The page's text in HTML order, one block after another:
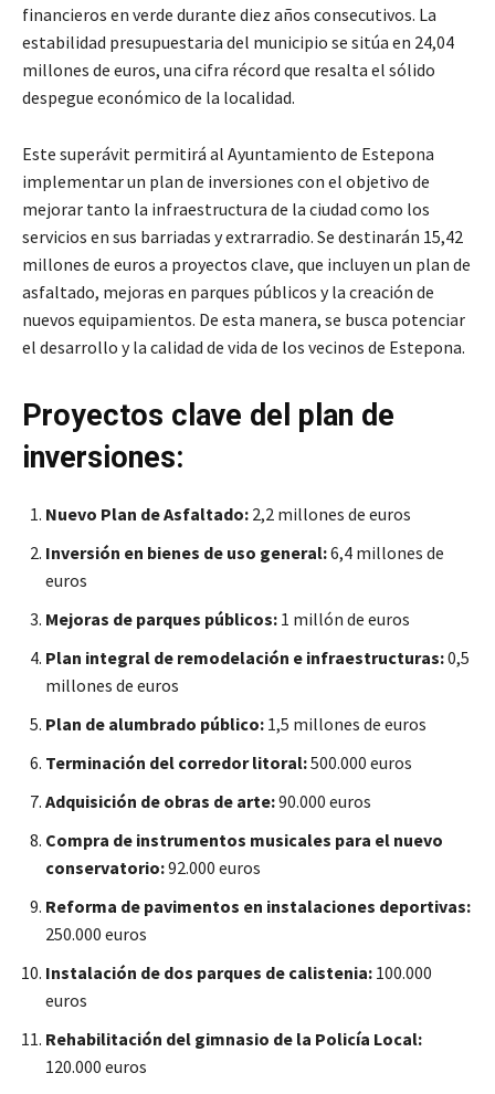
financieros en verde durante diez años consecutivos. La
estabilidad presupuestaria del municipio se sitúa en 24,04
millones de euros, una cifra récord que resalta el sólido
despegue económico de la localidad.
Este superávit permitirá al Ayuntamiento de Estepona
implementar un plan de inversiones con el objetivo de
mejorar tanto la infraestructura de la ciudad como los
servicios en sus barriadas y extrarradio. Se destinarán 15,42
millones de euros a proyectos clave, que incluyen un plan de
asfaltado, mejoras en parques públicos y la creación de
nuevos equipamientos. De esta manera, se busca potenciar
el desarrollo y la calidad de vida de los vecinos de Estepona.
Proyectos clave del plan de
inversiones:
Nuevo Plan de Asfaltado: 2,2 millones de euros
Inversión en bienes de uso general:6,4 millones de
euros
Mejoras de parques públicos: 1 millón de euros
Plan integral de remodelación e infraestructuras:0,5
millones de euros
Plan de alumbrado público: 1,5 millones de euros
Terminación del corredor litoral:500.000 euros
Adquisición de obras de arte:90.000 euros
Compra de instrumentos musicales para el nuevo
conservatorio:92.000 euros
Reforma de pavimentos en instalaciones deportivas:
250.000 euros
Instalación de dos parques de calistenia: 100.000
euros
Rehabilitación del gimnasio de la Policía Local:
120.000 euros